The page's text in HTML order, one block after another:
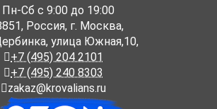
Пн-Cб с 9:00 до 19:00
, Россия, г. Москва,
улица Южная,10,
+7 (495) 204 2101
+7 (495) 240 8303
zakaz@krovalians.ru